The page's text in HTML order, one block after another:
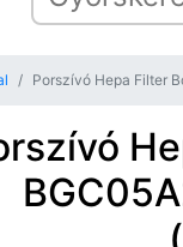
Porszívó Hepa Filter